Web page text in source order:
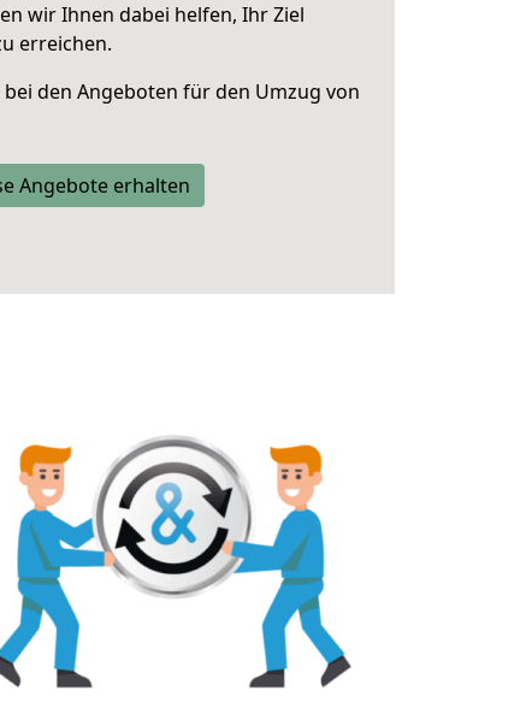
wir Ihnen dabei helfen, Ihr Ziel
erreichen.
bei den Angeboten für den Umzug von
Angebote erhalten